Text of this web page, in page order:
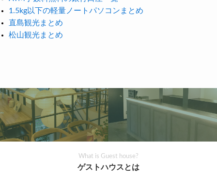
1.5kg以下の軽量ノートパソコンまとめ
直島観光まとめ
松山観光まとめ
What is Guest house?
ゲストハウスとは